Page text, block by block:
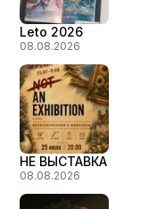
Leto 2026
08.08.2026
НЕ ВЫСТАВКА
08.08.2026